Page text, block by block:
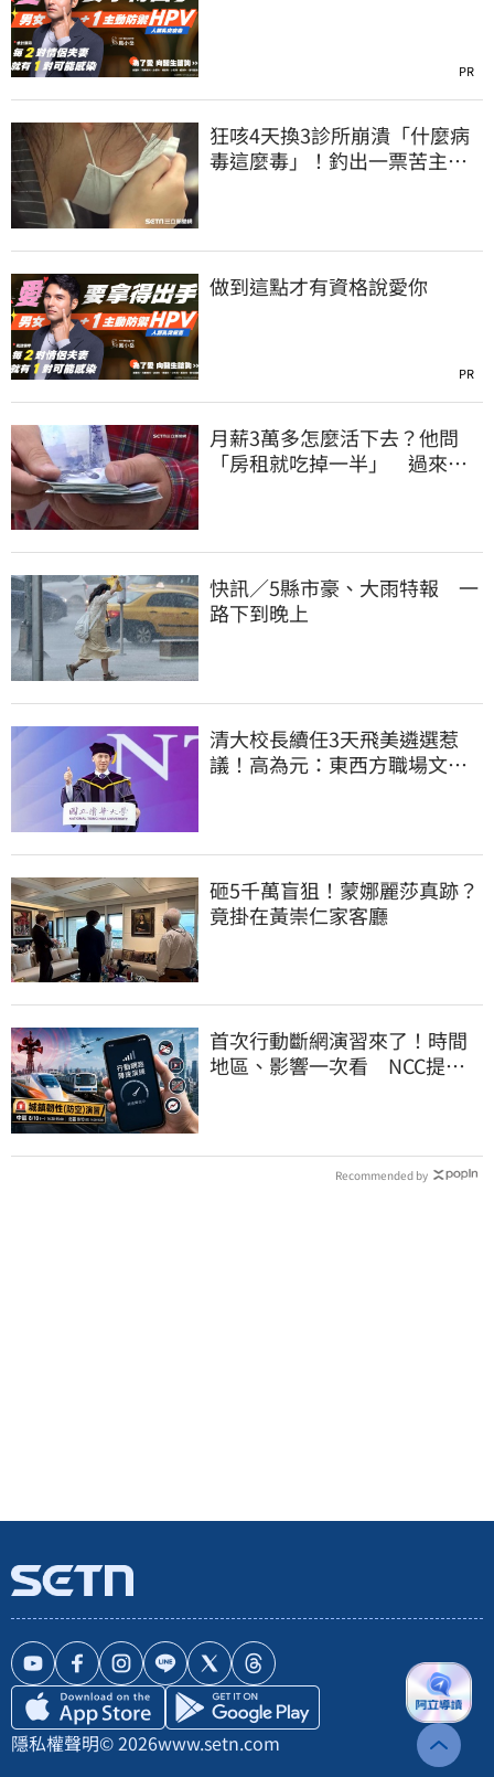
PR
狂咳4天換3診所崩潰「什麼病
毒這麼毒」！釣出一票苦主：
做到這點才有資格說愛你
PR
月薪3萬多怎麼活下去？他問
「房租就吃掉一半」 過來人
快訊／5縣市豪、大雨特報 一
路下到晚上
清大校長續任3天飛美遴選惹
議！高為元：東西方職場文化
砸5千萬盲狙！蒙娜麗莎真跡？
竟掛在黃崇仁家客廳
首次行動斷網演習來了！時間
地區、影響一次看 NCC提醒
Recommended by
隱私權聲明© 2026www.setn.com